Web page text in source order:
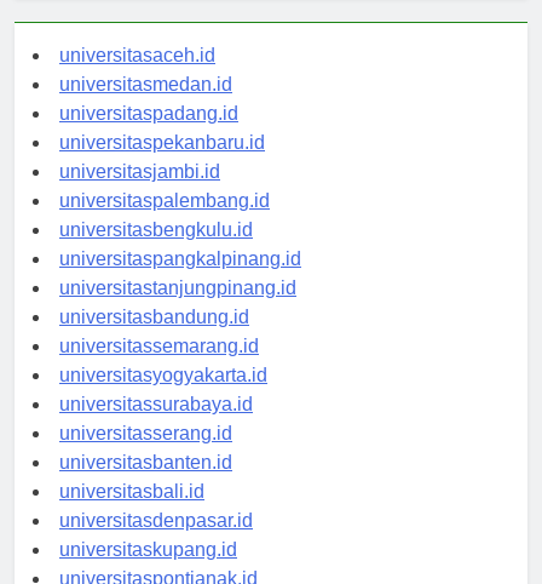
universitasaceh.id
universitasmedan.id
universitaspadang.id
universitaspekanbaru.id
universitasjambi.id
universitaspalembang.id
universitasbengkulu.id
universitaspangkalpinang.id
universitastanjungpinang.id
universitasbandung.id
universitassemarang.id
universitasyogyakarta.id
universitassurabaya.id
universitasserang.id
universitasbanten.id
universitasbali.id
universitasdenpasar.id
universitaskupang.id